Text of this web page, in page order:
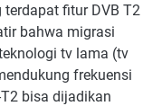
fitur DVB T2
bahwa migrasi
tv lama (tv
frekuensi
bisa dijadikan